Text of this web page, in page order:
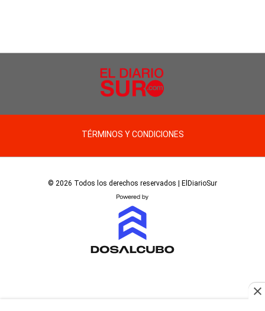
TÉRMINOS Y CONDICIONES
© 2026 Todos los derechos reservados | ElDiarioSur